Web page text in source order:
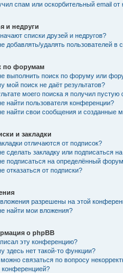
спам или оскорбительный email от
и недруги
списки друзей и недругов?
добавлять/удалять пользователей в
по форумам
выполнить поиск по форуму или
мой поиск не даёт результатов?
моего поиска я получил пустую
найти пользователя конференции?
найти свои сообщения и созданные
и закладки
отличаются от подписок?
сделать закладку или подписаться
подписаться на определённый
отказаться от подписки?
вложения разрешены на этой
найти мои вложения?
о phpBB
эту конференцию?
здесь нет такой-то функции?
связаться по вопросу
конференцией?